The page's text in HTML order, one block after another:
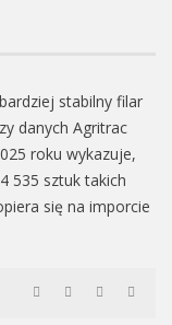
stabilny filar
danych Agritrac
roku wykazuje,
535 sztuk takich
się na imporcie